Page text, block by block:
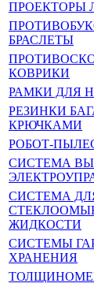
ПРОЕКТОРЫ
БРАСЛЕТЫ
КОВРИКИ
РАМКИ ДЛЯ
РЕЗИНКИ
КРЮЧКАМИ
РОБОТ-
СИСТЕМА
СИСТЕМА
ЖИДКОСТИ
СИСТЕМЫ
ХРАНЕНИЯ